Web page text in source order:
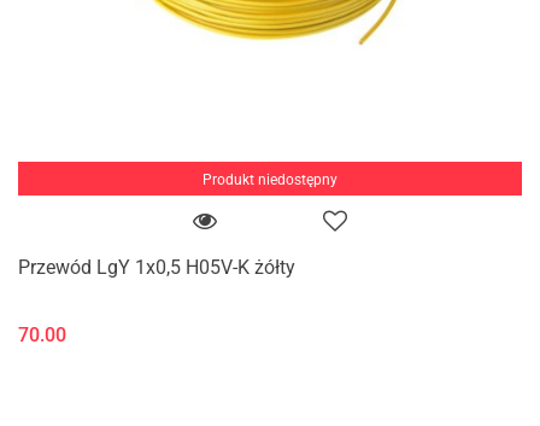
Produkt niedostępny
Przewód LgY 1x0,5 H05V-K żółty
70.00